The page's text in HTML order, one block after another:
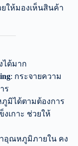
ให้มองเห็นสินค้า
ได้มาก
: กระจายความ
ร
มิได้ตามต้องการ
เกาะ ช่วยให้
อุณหภูมิภายใน คง